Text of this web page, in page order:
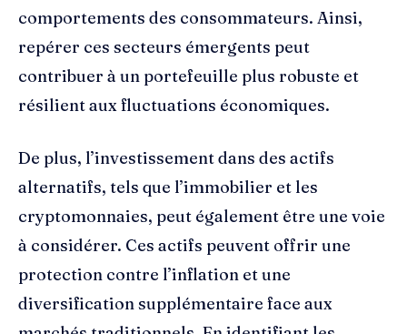
comportements des consommateurs. Ainsi,
repérer ces secteurs émergents peut
contribuer à un portefeuille plus robuste et
résilient aux fluctuations économiques.
De plus, l’investissement dans des actifs
alternatifs, tels que l’immobilier et les
cryptomonnaies, peut également être une voie
à considérer. Ces actifs peuvent offrir une
protection contre l’inflation et une
diversification supplémentaire face aux